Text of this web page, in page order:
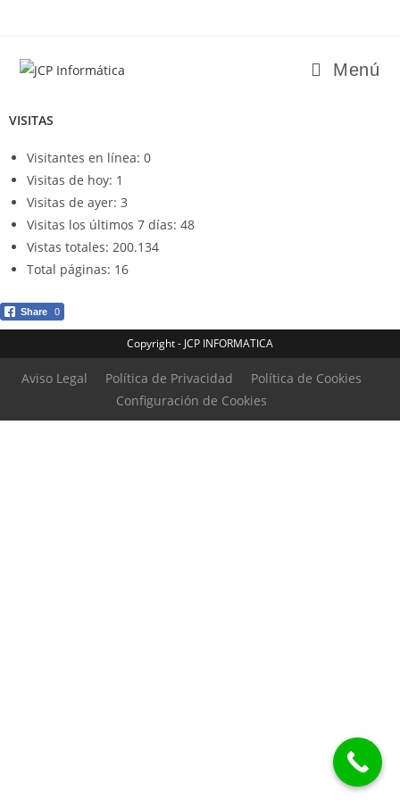
Menú
VISITAS
Visitantes en línea: 0
Visitas de hoy: 1
Visitas de ayer: 3
Visitas los últimos 7 días: 48
Vistas totales: 200.134
Total páginas: 16
Share 0
Copyright - JCP INFORMATICA
Aviso Legal Política de Privacidad
Política de Cookies
Configuración de Cookies